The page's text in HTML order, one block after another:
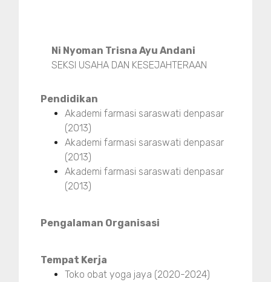
Ni Nyoman Trisna Ayu Andani
SEKSI USAHA DAN KESEJAHTERAAN
Pendidikan
Akademi farmasi saraswati denpasar
(2013)
Akademi farmasi saraswati denpasar
(2013)
Akademi farmasi saraswati denpasar
(2013)
Pengalaman Organisasi
Tempat Kerja
Toko obat yoga jaya (2020-2024)